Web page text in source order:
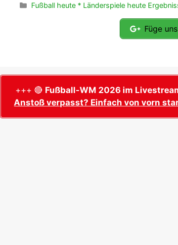
Kategorien
Fußball heute * Länderspiele heute
Füge
+++ 🔴 Fußball-WM 2026 im
Anstoß verpasst? Einfach von vorn